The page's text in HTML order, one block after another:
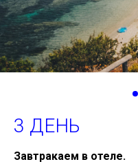
3 ДЕНЬ
Завтракаем в отеле.